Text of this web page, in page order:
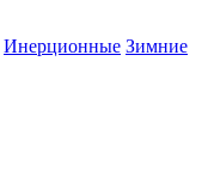
Инерционные Зимние